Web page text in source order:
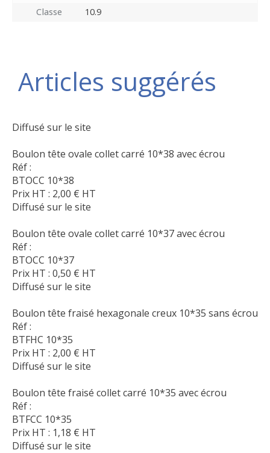
Classe
10.9
Articles suggérés
Diffusé sur le site
Boulon tête ovale collet carré 10*38 avec écrou
Réf :
BTOCC 10*38
Prix HT : 2,00 € HT
Diffusé sur le site
Boulon tête ovale collet carré 10*37 avec écrou
Réf :
BTOCC 10*37
Prix HT : 0,50 € HT
Diffusé sur le site
Boulon tête fraisé hexagonale creux 10*35 sans écrou
Réf :
BTFHC 10*35
Prix HT : 2,00 € HT
Diffusé sur le site
Boulon tête fraisé collet carré 10*35 avec écrou
Réf :
BTFCC 10*35
Prix HT : 1,18 € HT
Diffusé sur le site